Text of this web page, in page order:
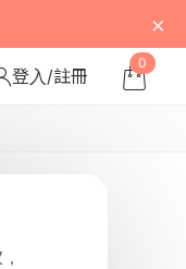
×
登入/註冊
0